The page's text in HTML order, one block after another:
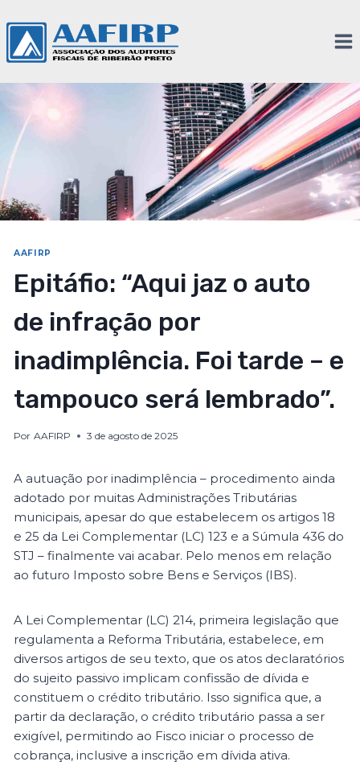
AAFIRP
Epitáfio: “Aqui jaz o auto
de infração por
inadimplência. Foi tarde – e
tampouco será lembrado”.
Por AAFIRP 3 de agosto de 2025
A autuação por inadimplência – procedimento ainda
adotado por muitas Administrações Tributárias
municipais, apesar do que estabelecem os artigos 18
e 25 da Lei Complementar (LC) 123 e a Súmula 436 do
STJ – finalmente vai acabar. Pelo menos em relação
ao futuro Imposto sobre Bens e Serviços (IBS).
A Lei Complementar (LC) 214, primeira legislação que
regulamenta a Reforma Tributária, estabelece, em
diversos artigos de seu texto, que os atos declaratórios
do sujeito passivo implicam confissão de dívida e
constituem o crédito tributário. Isso significa que, a
partir da declaração, o crédito tributário passa a ser
exigível, permitindo ao Fisco iniciar o processo de
cobrança, inclusive a inscrição em dívida ativa.